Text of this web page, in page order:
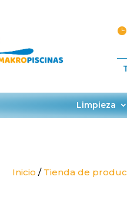

Limpieza
Inicio / Tienda de